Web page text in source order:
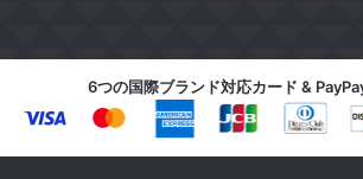
6つの国際ブランド対応カード &